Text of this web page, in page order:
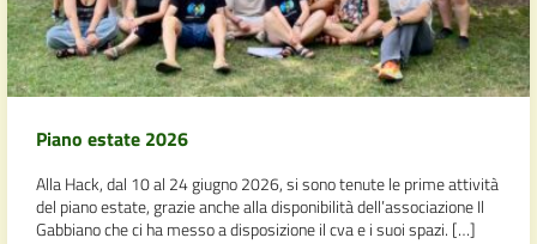
Piano estate 2026
Alla Hack, dal 10 al 24 giugno 2026, si sono tenute le prime attività
del piano estate, grazie anche alla disponibilità dell’associazione Il
Gabbiano che ci ha messo a disposizione il cva e i suoi spazi. […]